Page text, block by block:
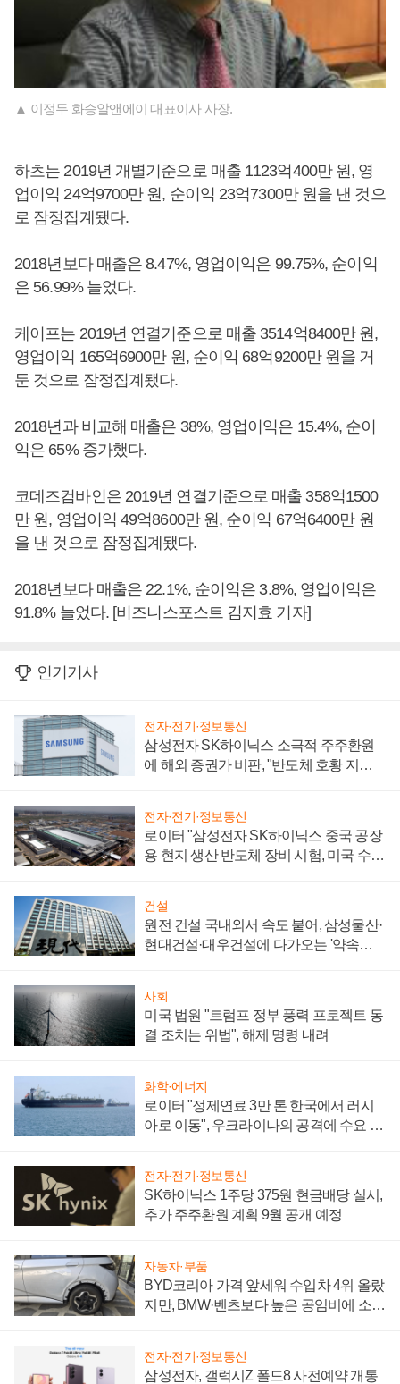
▲ 이정두 화승알앤에이 대표이사 사장.
하츠는 2019년 개별기준으로 매출 1123억400만 원, 영
업이익 24억9700만 원, 순이익 23억7300만 원을 낸 것으
로 잠정집계됐다.
2018년보다 매출은 8.47%, 영업이익은 99.75%, 순이익
은 56.99% 늘었다.
케이프는 2019년 연결기준으로 매출 3514억8400만 원,
영업이익 165억6900만 원, 순이익 68억9200만 원을 거
둔 것으로 잠정집계됐다.
2018년과 비교해 매출은 38%, 영업이익은 15.4%, 순이
익은 65% 증가했다.
코데즈컴바인은 2019년 연결기준으로 매출 358억1500
만 원, 영업이익 49억8600만 원, 순이익 67억6400만 원
을 낸 것으로 잠정집계됐다.
2018년보다 매출은 22.1%, 순이익은 3.8%, 영업이익은
91.8% 늘었다. [비즈니스포스트 김지효 기자]
인기기사
전자·전기·정보통신
삼성전자 SK하이닉스 소극적 주주환원
에 해외 증권가 비판, "반도체 호황 지속
전자·전기·정보통신
로이터 "삼성전자 SK하이닉스 중국 공장
용 현지 생산 반도체 장비 시험, 미국 수출
건설
원전 건설 국내외서 속도 붙어, 삼성물산·
현대건설·대우건설에 다가오는 '약속의
사회
미국 법원 "트럼프 정부 풍력 프로젝트 동
결 조치는 위법", 해제 명령 내려
화학·에너지
로이터 "정제연료 3만 톤 한국에서 러시
아로 이동", 우크라이나의 공격에 수요 늘
전자·전기·정보통신
SK하이닉스 1주당 375원 현금배당 실시,
추가 주주환원 계획 9월 공개 예정
자동차·부품
BYD코리아 가격 앞세워 수입차 4위 올랐
지만, BMW·벤츠보다 높은 공임비에 소비
전자·전기·정보통신
삼성전자, 갤럭시Z 폴드8 사전예약 개통